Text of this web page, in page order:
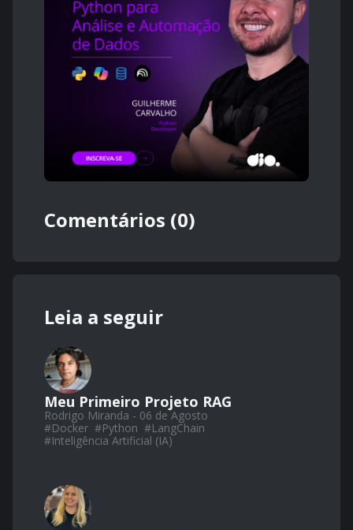
Comentários (0)
Leia a seguir
Meu Primeiro Projeto RAG
Rodrigo Miranda - 06 de Agosto
#Docker #Python #LangChain
#Inteligência Artificial (IA)